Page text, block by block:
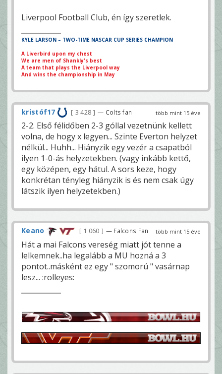
Liverpool Football Club, én így szeretlek.
KYLE LARSON – TWO-TIME NASCAR CUP SERIES CHAMPION
A Liverbird upon my chest
We are men of Shankly's best
A team that plays the Liverpool way
And wins the championship in May
több mint 15 éve
kristóf17 3 428 — Colts fan
2-2. Első félidőben 2-3 góllal vezetnünk kellett
volna, de hogy x legyen... Szinte Everton helyzet
nélkül... Huhh... Hiányzik egy vezér a csapatból
ilyen 1-0-ás helyzetekben. (vagy inkább kettő,
egy középen, egy hátul. A sors keze, hogy
konkrétan tényleg hiányzik is és nem csak úgy
látszik ilyen helyzetekben.)
több mint 15 éve
Keano 1 060 — Falcons Fan
Hát a mai Falcons vereség miatt jót tenne a
lelkemnek..ha legalább a MU hozná a 3
pontot..másként ez egy " szomorú " vasárnap
lesz... :rolleyes: